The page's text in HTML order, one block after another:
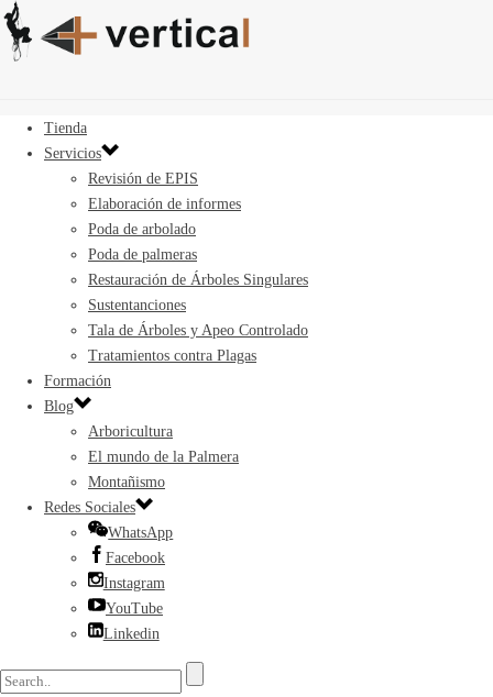
Tienda
Servicios
Revisión de EPIS
Elaboración de informes
Poda de arbolado
Poda de palmeras
Restauración de Árboles Singulares
Sustentanciones
Tala de Árboles y Apeo Controlado
Tratamientos contra Plagas
Formación
Blog
Arboricultura
El mundo de la Palmera
Montañismo
Redes Sociales
WhatsApp
Facebook
Instagram
YouTube
Linkedin